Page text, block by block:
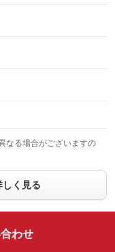
ヒーター
なし
トカメラ
なし
カメラ
なし
レール
なし
なる場合がございますの
く見る
わせ